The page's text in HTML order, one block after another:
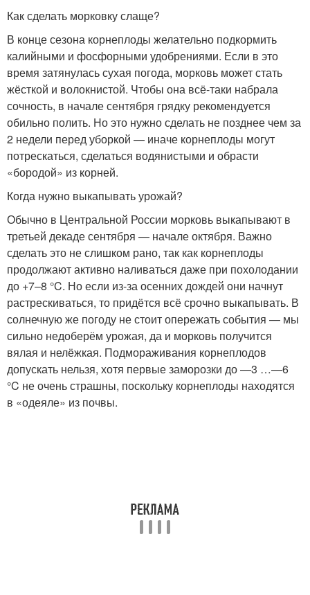
Как сделать морковку слаще?
В конце сезона корнеплоды желательно подкормить
калийными и фосфорными удобрениями. Если в это
время затянулась сухая погода, морковь может стать
жёсткой и волокнистой. Чтобы она всё-таки набрала
сочность, в начале сентября грядку рекомендуется
обильно полить. Но это нужно сделать не позднее чем за
2 недели перед уборкой — иначе корнеплоды могут
потрескаться, сделаться водянистыми и обрасти
«бородой» из корней.
Когда нужно выкапывать урожай?
Обычно в Центральной России морковь выкапывают в
третьей декаде сентября — начале октября. Важно
сделать это не слишком рано, так как корнеплоды
продолжают активно наливаться даже при похолодании
до +7–8 °C. Но если из-за осенних дождей они начнут
растрескиваться, то придётся всё срочно выкапывать. В
солнечную же погоду не стоит опережать события — мы
сильно недоберём урожая, да и морковь получится
вялая и нелёжкая. Подмораживания корнеплодов
допускать нельзя, хотя первые заморозки до —3 …—6
°C не очень страшны, поскольку корнеплоды находятся
в «одеяле» из почвы.